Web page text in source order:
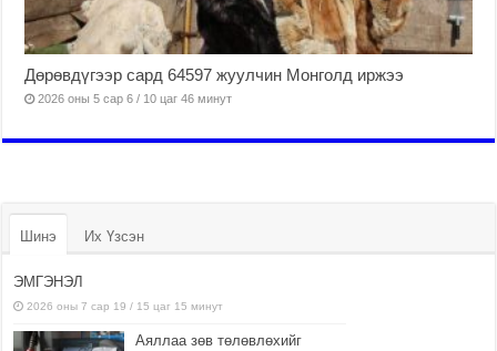
Дөрөвдүгээр сард 64597 жуулчин Монголд иржээ
2026 оны 5 сар 6 / 10 цаг 46 минут
Шинэ Их Үзсэн
ЭМГЭНЭЛ
2026 оны 7 сар 19 / 15 цаг 15 минут
Аяллаа зөв төлөвлөхийг